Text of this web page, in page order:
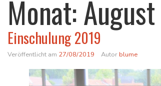
Monat:
Einschulung 2019
Veröffentlicht am 27/08/2019 Autorblume